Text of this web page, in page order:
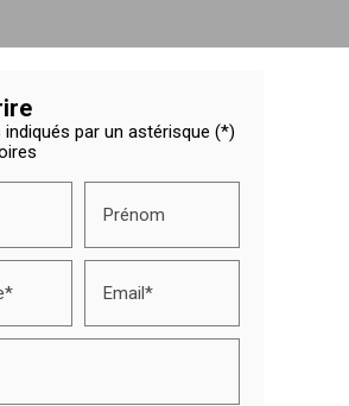
indiqués par un astérisque (*)
Prénom
Email*